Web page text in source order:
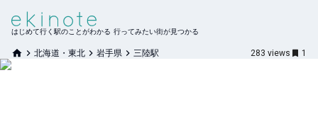
はじめて行く駅のことがわかる 行ってみたい街が見つかる
北海道・東北 岩手県 三陸駅 283 views 1